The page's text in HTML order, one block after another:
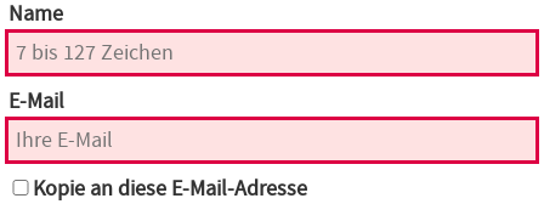
Name
E-Mail
Kopie an diese E-Mail-Adresse